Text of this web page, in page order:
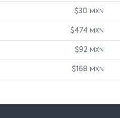
$30 MXN
$474 MXN
$92 MXN
$168 MXN